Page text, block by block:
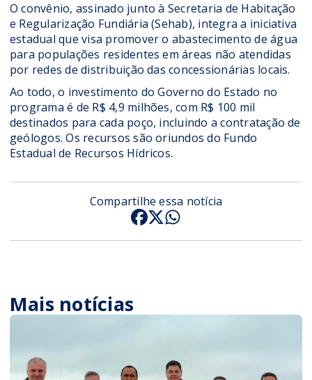
O convênio, assinado junto à Secretaria de Habitação
e Regularização Fundiária (Sehab), integra a iniciativa
estadual que visa promover o abastecimento de água
para populações residentes em áreas não atendidas
por redes de distribuição das concessionárias locais.
Ao todo, o investimento do Governo do Estado no
programa é de R$ 4,9 milhões, com R$ 100 mil
destinados para cada poço, incluindo a contratação de
geólogos. Os recursos são oriundos do Fundo
Estadual de Recursos Hídricos.
Compartilhe essa notícia
Mais notícias